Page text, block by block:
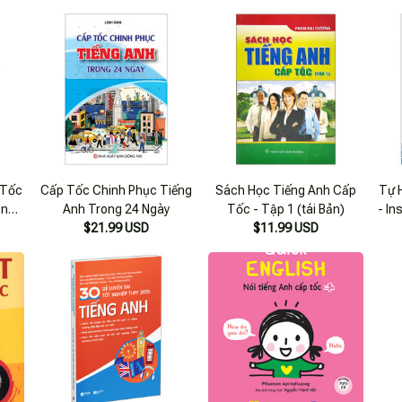
Cấp Tốc Chinh Phục Tiếng
Anh Trong 24 Ngày
$21.99 USD
Sách Học Tiếng Anh Cấp
Tốc - Tập 1 (tái Bản)
$11.99 USD
Tự
-